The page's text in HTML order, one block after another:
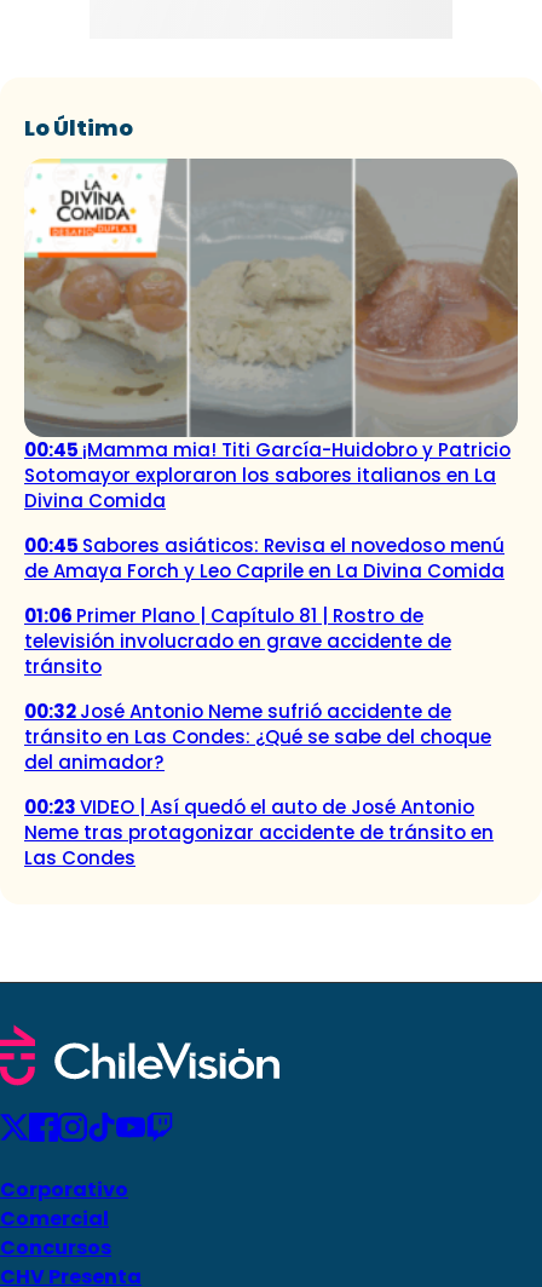
Lo Último
00:45 ¡Mamma mia! Titi García-Huidobro y Patricio
Sotomayor exploraron los sabores italianos en La
Divina Comida
00:45 Sabores asiáticos: Revisa el novedoso menú
de Amaya Forch y Leo Caprile en La Divina Comida
01:06 Primer Plano | Capítulo 81 | Rostro de
televisión involucrado en grave accidente de
tránsito
00:32José Antonio Neme sufrió accidente de
tránsito en Las Condes: ¿Qué se sabe del choque
del animador?
00:23VIDEO | Así quedó el auto de José Antonio
Neme tras protagonizar accidente de tránsito en
Las Condes
Corporativo
Comercial
Concursos
CHV Presenta